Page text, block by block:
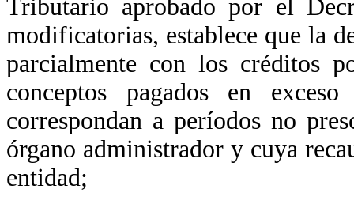
Tributario aprobado por el
modificatorias, establece que la
parcialmente con los créditos
conceptos pagados en
correspondan a períodos no
órgano administrador y cuya
entidad;